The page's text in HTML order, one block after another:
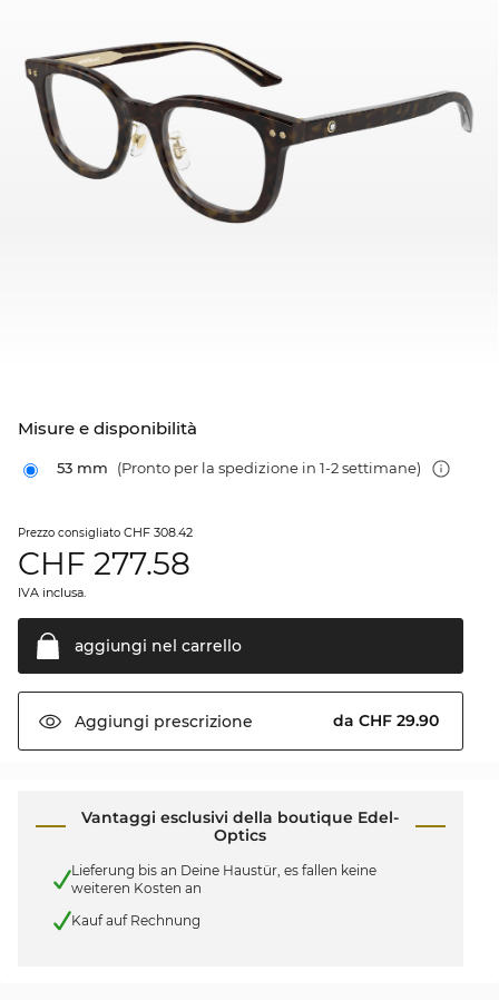
Misure e disponibilità
53 mm (Pronto per la spedizione in 1-2 settimane)
Prezzo consigliato CHF 308.42
CHF 277.58
IVA inclusa.
aggiungi nel carrello
Aggiungi prescrizione da CHF 29.90
Vantaggi esclusivi della boutique Edel-
Optics
Lieferung bis an Deine Haustür, es fallen keine
weiteren Kosten an
Kauf auf Rechnung